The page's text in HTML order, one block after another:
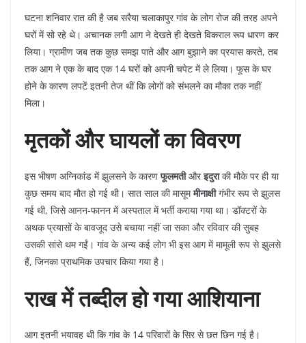
​घटना शनिवार रात की है जब सरैया चलाकापुर गांव के लोग रोज की तरह अपने
घरों में सो रहे थे। अचानक लगी आग ने देखते ही देखते विकराल रूप धारण कर
लिया। ग्रामीण जब तक कुछ समझ पाते और आग बुझाने का प्रयास करते, तब
तक आग ने एक के बाद एक 14 घरों को अपनी चपेट में ले लिया। फूस के घर
होने के कारण लपटें इतनी तेज थीं कि लोगों को संभलने का मौका तक नहीं
मिला।
मृतकों और घायलों का विवरण
​इस भीषण अग्निकांड में झुलसने के कारणफूलमतीऔरइदुराकी मौके पर ही या
कुछ समय बाद मौत हो गई थी। सात साल की मासूममीनाक्षीगंभीर रूप से झुलस
गई थी, जिसे आनन-फानन में अस्पताल में भर्ती कराया गया था। डॉक्टरों के
अथक प्रयासों के बावजूद उसे बचाया नहीं जा सका और रविवार की सुबह
उसकी सांसे थम गईं। गांव के अन्य कई लोग भी इस आग में मामूली रूप से झुलसे
हैं, जिनका प्राथमिक उपचार किया गया है।
राख में तब्दील हो गया आशियाना
​आग इतनी भयावह थी कि गांव के 14 परिवारों के सिर से छत छिन गई है।